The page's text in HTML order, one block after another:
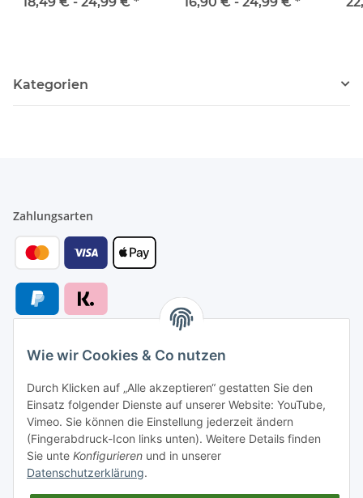
Silber
Kategorien
Zahlungsarten
Versandarten
Versand nach
Wie wir Cookies & Co nutzen
Durch Klicken auf „Alle akzeptieren“ gestatten Sie den
Einsatz folgender Dienste auf unserer Website: YouTube,
Vimeo. Sie können die Einstellung jederzeit ändern
(Fingerabdruck-Icon links unten). Weitere Details finden
Sie unte Konfigurieren und in unserer
Datenschutzerklärung.